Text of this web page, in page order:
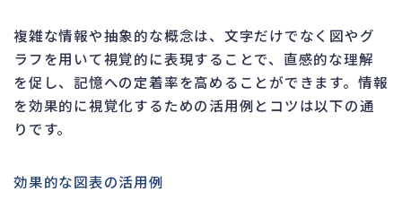
複雑な情報や抽象的な概念は、文字だけでなく図やグ
ラフを用いて視覚的に表現することで、直感的な理解
を促し、記憶への定着率を高めることができます。情報
を効果的に視覚化するための活用例とコツは以下の通
りです。
効果的な図表の活用例